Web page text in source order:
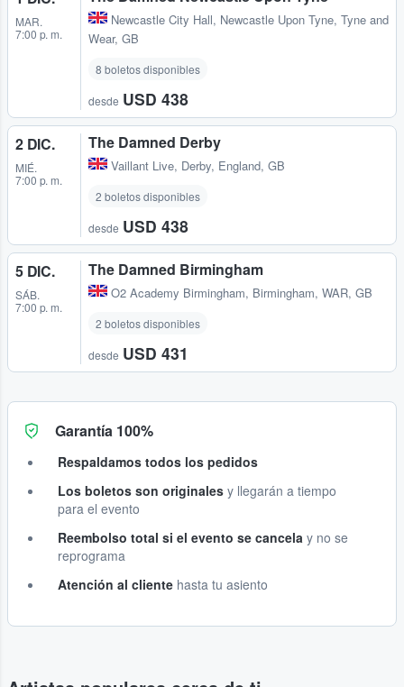
MAR.
7:00 p. m.
Newcastle City Hall, Newcastle Upon Tyne, Tyne and
Wear, GB
8 boletos disponibles
desde USD 438
2 DIC.
MIÉ.
7:00 p. m.
The Damned Derby
Vaillant Live, Derby, England, GB
2 boletos disponibles
desde USD 438
5 DIC.
SÁB.
7:00 p. m.
The Damned Birmingham
O2 Academy Birmingham, Birmingham, WAR, GB
2 boletos disponibles
desde USD 431
Garantía 100%
Respaldamos todos los pedidos
Los boletos son originales y llegarán a tiempo
para el evento
Reembolso total si el evento se cancela y no se
reprograma
Atención al cliente hasta tu asiento